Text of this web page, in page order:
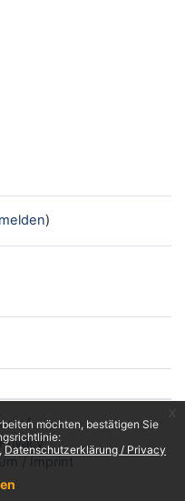
möchten, bestätigen Sie
Datenschutzerklärung / Privacy
)
of
/ Imprint